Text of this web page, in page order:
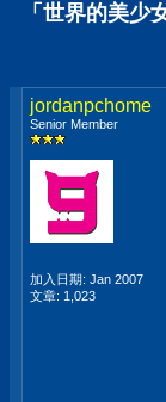
「世界的美
jordanpchome
Senior Member
加入日期: Jan 2007
文章: 1,023